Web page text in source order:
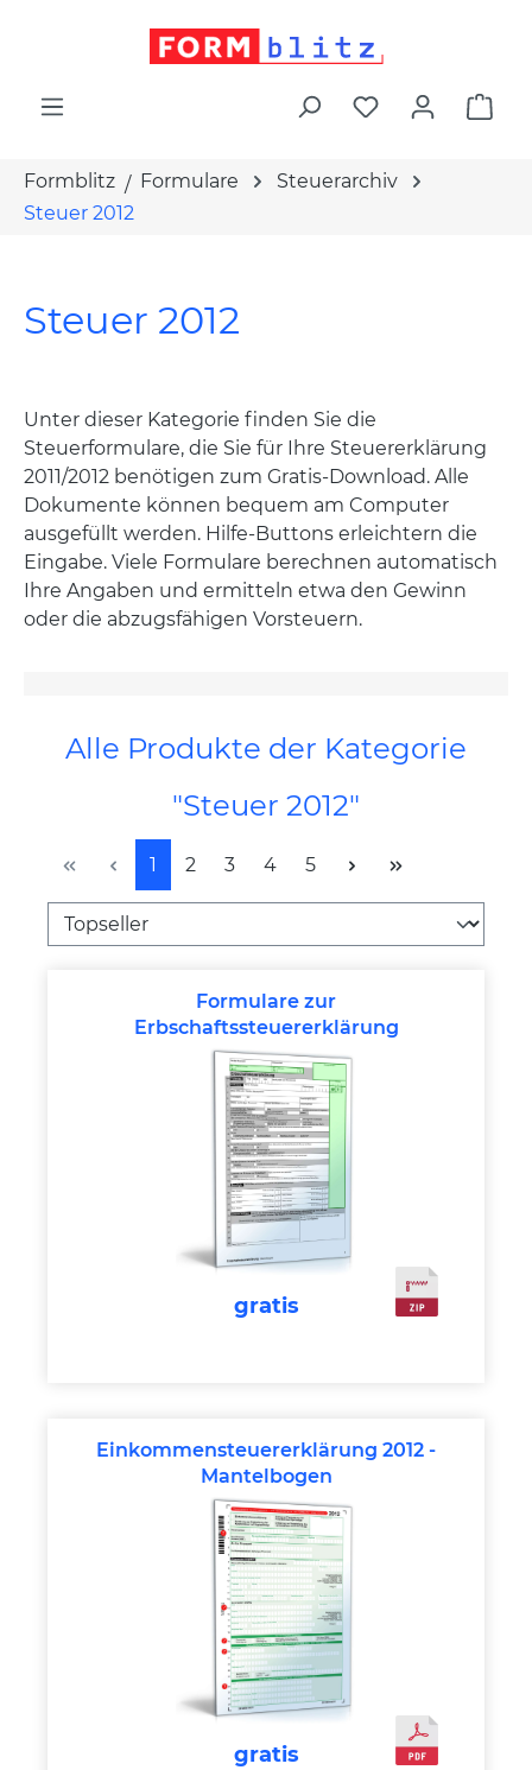
Formblitz Formulare
Steuerarchiv
Steuer 2012
Steuer 2012
Unter dieser Kategorie finden Sie die
Steuerformulare, die Sie für Ihre Steuererklärung
2011/2012 benötigen zum Gratis-Download. Alle
Dokumente können bequem am Computer
ausgefüllt werden. Hilfe-Buttons erleichtern die
Eingabe. Viele Formulare berechnen automatisch
Ihre Angaben und ermitteln etwa den Gewinn
oder die abzugsfähigen Vorsteuern.
Alle Produkte der Kategorie
"Steuer 2012"
Seite
1 Seite
2 Seite
3 Seite
4 Seite
5
Formulare zur
Erbschaftssteuererklärung
gratis
Einkommensteuererklärung 2012 -
Mantelbogen
gratis